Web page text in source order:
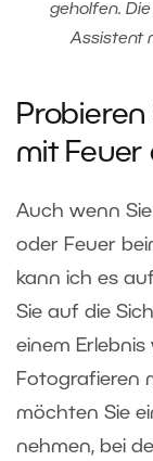
geholfen.
Assistent
mit Feuer
Auch wenn
oder Feuer
kann ich es
Sie auf die
einem Erlebnis
Fotografieren
möchten Sie
nehmen, bei